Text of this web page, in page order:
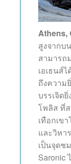
Athens,
สูงจากบ
สามารถ
เอเธนส์
ถึงความ
บรรเจิด
โพลิส ที่
เทือกเข
และวิหา
เป็นจุดช
Saronic